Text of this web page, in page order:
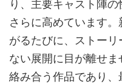
り、主要キャスト陣
さらに高めています
がるたびに、ストー
ない展開に目が離せ
絡み合う作品であり